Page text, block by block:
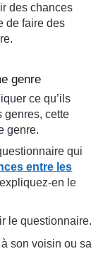
des chances
de faire des
genre
ce qu’ils
genres, cette
genre.
qui
entre les
en le
le questionnaire.
son voisin ou sa